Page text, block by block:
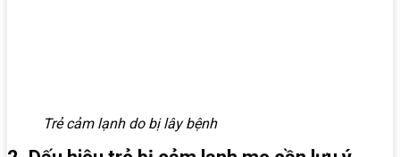
Trẻ cảm lạnh do bị lây bệnh